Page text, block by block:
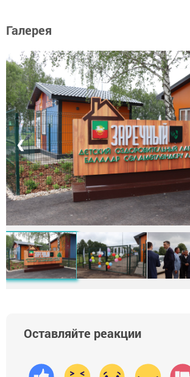
Галерея
❮
Оставляйте реакции